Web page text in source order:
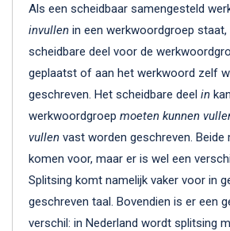
Als een scheidbaar samengesteld
invullen in een werkwoordgroep staat,
scheidbare deel voor de
geplaatst of aan het werkwoord zelf
geschreven. Het scheidbare deel in
werkwoordgroep moeten kunnen
vullen vast worden geschreven. Beide
komen voor, maar er is wel een
Splitsing komt namelijk vaker voor in
geschreven taal. Bovendien is er een
verschil: in Nederland wordt splitsing